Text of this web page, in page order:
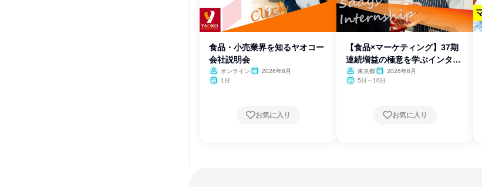
食品・小売業界を知るヤオコー
会社説明会
オンライン
2026年8月
1日
お気に入り
【食品×マーケティング】37期
連続増益の極意を学ぶインター
ン 東京都
2026年8月
5日～10日
お気に入り